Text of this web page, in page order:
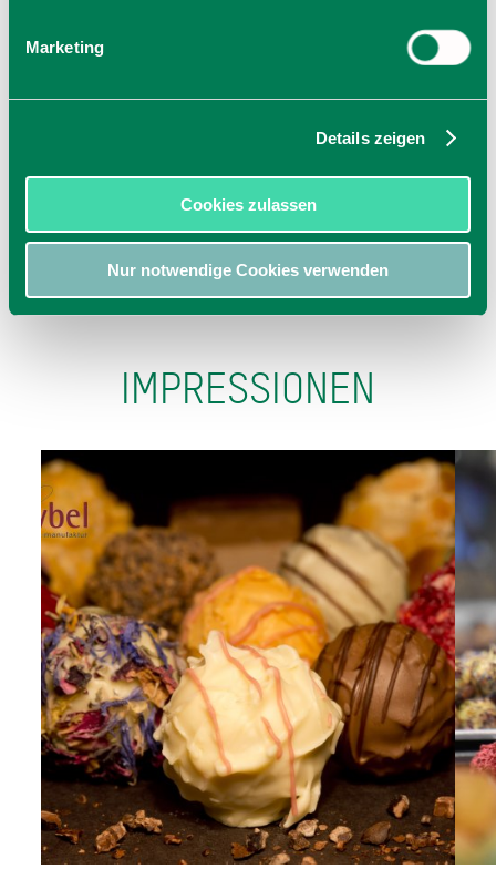
Marketing
Details zeigen
Cookies zulassen
Nur notwendige Cookies verwenden
Moosrainer Weg 2 - 6
jetzt Route planen
IMPRESSIONEN